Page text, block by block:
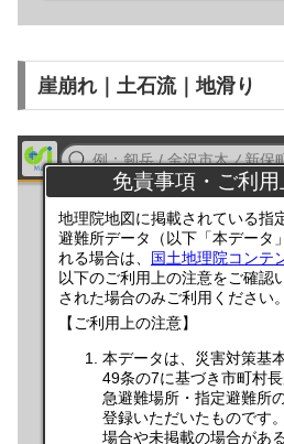
崖崩れ｜土石流｜地滑り